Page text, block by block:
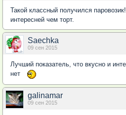
Такой классный получился
интересней чем торт.
Saechka
09 сен 2015
Лучший показатель, что вкусно и
нет
galinamar
09 сен 2015